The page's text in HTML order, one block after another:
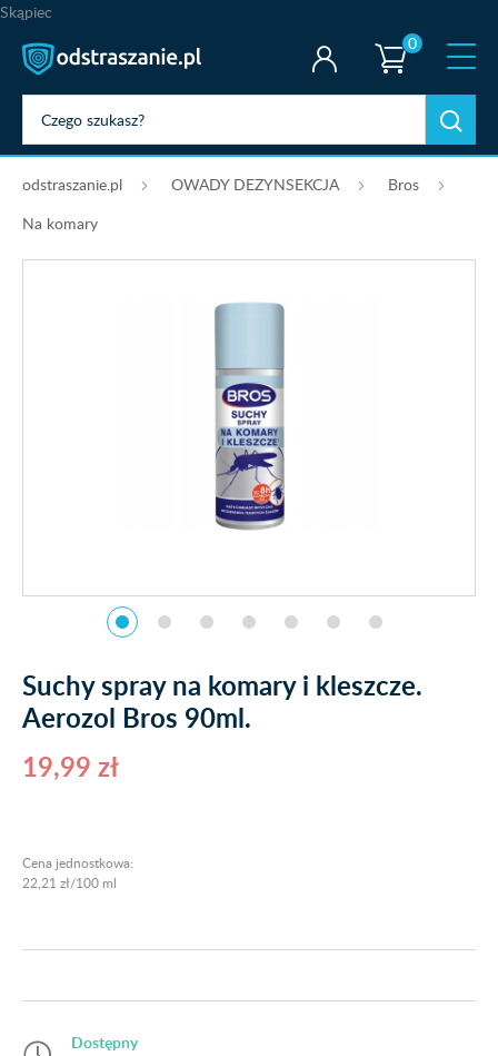
Skąpiec
0
odstraszanie.pl OWADY DEZYNSEKCJA
Bros
Na komary
Suchy spray na komary i kleszcze.
Aerozol Bros 90ml.
19,99 zł
Cena jednostkowa:
22,21 zł/100 ml
Dostępny